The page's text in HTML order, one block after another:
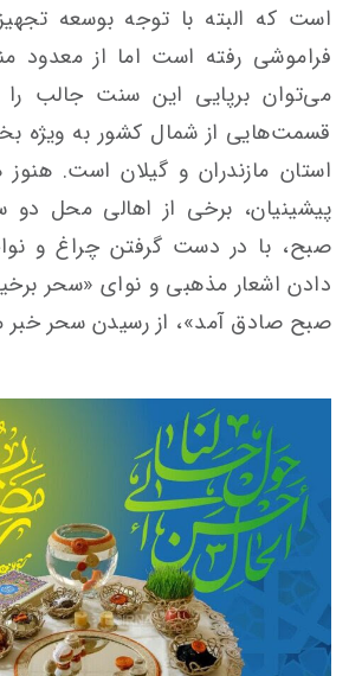
است که البته با توجه بوسعه
فراموشی رفته است اما از معدود
می‌توان برپایی این سنت جالب
قسمت‌هایی از شمال کشور به ویژه
استان مازندران و گیلان است.
پیشینیان، برخی از اهالی محل دو
صبح، با در دست گرفتن چراغ و
دادن اشعار مذهبی و نوای «سحر
صبح صادق آمد»، از رسیدن سحر خبر